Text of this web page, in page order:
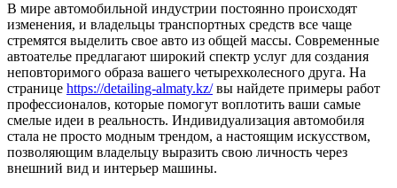
В мире автомобильной индустрии постоянно происходят
изменения, и владельцы транспортных средств все чаще
стремятся выделить свое авто из общей массы. Современные
автоателье предлагают широкий спектр услуг для создания
неповторимого образа вашего четырехколесного друга. На
странице https://detailing-almaty.kz/вы найдете примеры работ
профессионалов, которые помогут воплотить ваши самые
смелые идеи в реальность. Индивидуализация автомобиля
стала не просто модным трендом, а настоящим искусством,
позволяющим владельцу выразить свою личность через
внешний вид и интерьер машины.